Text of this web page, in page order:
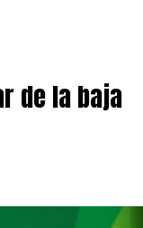
de la baja